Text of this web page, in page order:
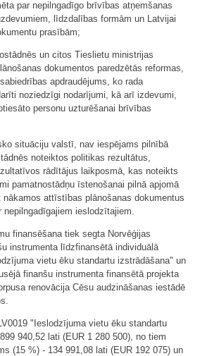
par nepilngadīgo brīvības atņemšanas
līdzdalības formām un Latvijai
prasībām;
un citos Tieslietu ministrijas
dokumentos paredzētās reformas,
apdraudējums, ko rada
noziedzīgi nodarījumi, kā arī izdevumi,
personu uzturēšanai brīvības
situāciju valstī, nav iespējams pilnībā
noteiktos politikas rezultātus,
rādītājus laikposmā, kas noteikts
pamatnostādņu īstenošanai pilnā apjomā
attīstības plānošanas dokumentus
ieslodzītajiem.
finansēšana tiek segta Norvēģijas
instrumenta līdzfinansētā individuālā
vietu ēku standartu izstrādāšana" un
finanšu instrumenta finansētā projekta
renovācija Cēsu audzināšanas iestādē
"Ieslodzījuma vietu ēku standartu
940,52 lati (EUR 1 280 500), no tiem
(15 %) - 134 991,08 lati (EUR 192 075) un